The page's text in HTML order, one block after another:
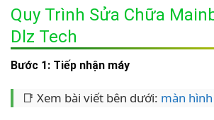
Quy Trình Sửa Chữa
Dlz Tech
Bước 1: Tiếp nhận máy
📑 Xem bài viết bên dưới: màn